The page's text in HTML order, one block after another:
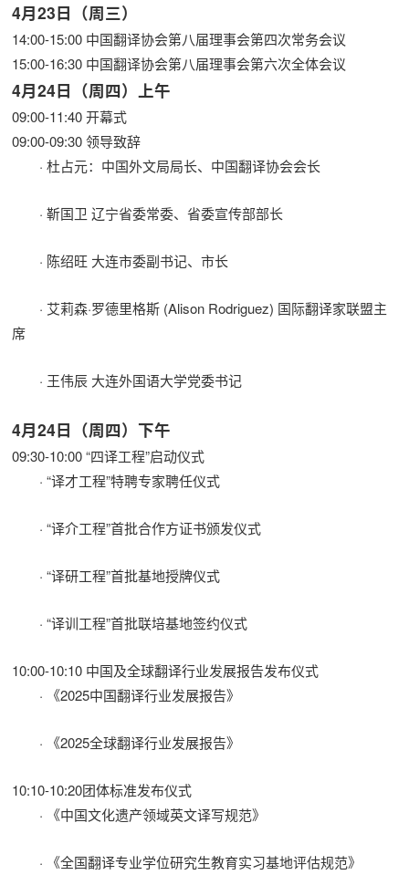
4月23日（周三）
14:00-15:00 中国翻译协会第八届理事会第四次常务会议
15:00-16:30 中国翻译协会第八届理事会第六次全体会议
4月24日（周四）上午
09:00-11:40 开幕式
09:00-09:30 领导致辞
· 杜占元：中国外文局局长、中国翻译协会会长
· 靳国卫 辽宁省委常委、省委宣传部部长
· 陈绍旺 大连市委副书记、市长
· 艾莉森·罗德里格斯 (Alison Rodriguez) 国际翻译家联盟主
席
· 王伟辰 大连外国语大学党委书记
4月24日（周四）下午
09:30-10:00 “四译工程”启动仪式
· “译才工程”特聘专家聘任仪式
· “译介工程”首批合作方证书颁发仪式
· “译研工程”首批基地授牌仪式
· “译训工程”首批联培基地签约仪式
10:00-10:10 中国及全球翻译行业发展报告发布仪式
· 《2025中国翻译行业发展报告》
· 《2025全球翻译行业发展报告》
10:10-10:20团体标准发布仪式
· 《中国文化遗产领域英文译写规范》
· 《全国翻译专业学位研究生教育实习基地评估规范》